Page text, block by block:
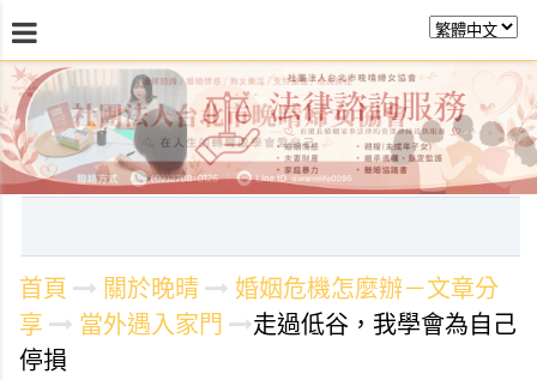
最新消息 關於晚晴 日常服務 課程活動
首頁 關於晚晴
婚姻危機怎麼辦－文章分
享
當外遇入家門
走過低谷，我學會為自己
停損